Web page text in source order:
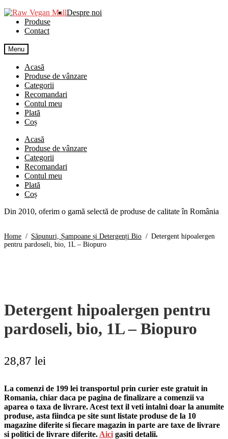
Skip
navigation
Skip
content
Despre noi
Produse
Contact
Menu
Acasă
Produse de vânzare
Categorii
Recomandari
Contul meu
Plată
Coș
Acasă
Produse de vânzare
Categorii
Recomandari
Contul meu
Plată
Coș
Din 2010, oferim o gamă selectă de produse de calitate în România
Home / Săpunuri, Șampoane și Detergenți Bio / Detergent hipoalergen
pentru pardoseli, bio, 1L – Biopuro
Detergent hipoalergen pentru
pardoseli, bio, 1L – Biopuro
28,87 lei
La comenzi de 199 lei transportul prin curier este gratuit in
Romania, chiar daca pe pagina de finalizare a comenzii va
aparea o taxa de livrare. Acest text il veti intalni doar la anumite
produse, asta fiindca pe site sunt listate produse de la 10
magazine diferite si fiecare magazin in parte are taxe de livrare
si politici de livrare diferite. Aici gasiti detalii.